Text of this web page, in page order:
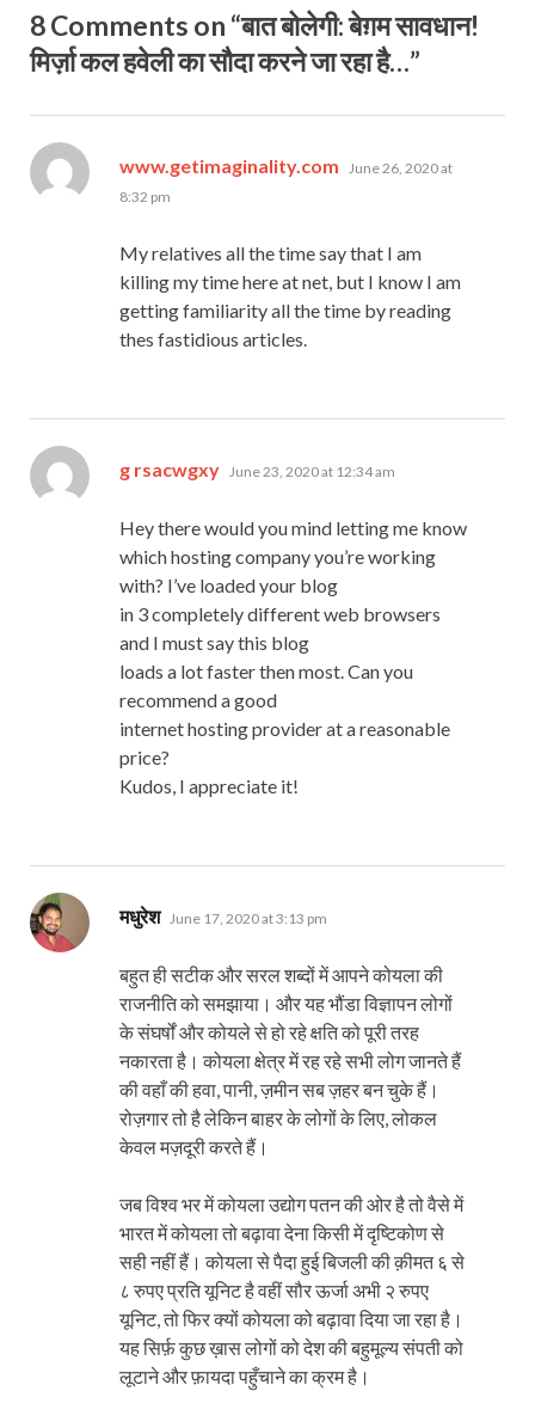
8 Comments on “बात बोलेगी: बेग़म सावधान!
मिर्ज़ा कल हवेली का सौदा करने जा रहा है…”
www.getimaginality.com says:
June 26, 2020 at
8:32 pm
My relatives all the time say that I am
killing my time here at net, but I know I am
getting familiarity all the time by reading
thes fastidious articles.
g rsacwgxy says:
June 23, 2020 at 12:34 am
Hey there would you mind letting me know
which hosting company you’re working
with? I’ve loaded your blog
in 3 completely different web browsers
and I must say this blog
loads a lot faster then most. Can you
recommend a good
internet hosting provider at a reasonable
price?
Kudos, I appreciate it!
मधुरेश says:
June 17, 2020 at 3:13 pm
बहुत ही सटीक और सरल शब्दों में आपने कोयला की
राजनीति को समझाया। और यह भौंडा विज्ञापन लोगों
के संघर्षों और कोयले से हो रहे क्षति को पूरी तरह
नकारता है। कोयला क्षेत्र में रह रहे सभी लोग जानते हैं
की वहाँ की हवा, पानी, ज़मीन सब ज़हर बन चुके हैं।
रोज़गार तो है लेकिन बाहर के लोगों के लिए, लोकल
केवल मज़दूरी करते हैं।
जब विश्व भर में कोयला उद्योग पतन की ओर है तो वैसे में
भारत में कोयला तो बढ़ावा देना किसी में दृष्टिकोण से
सही नहीं हैं। कोयला से पैदा हुई बिजली की क़ीमत ६ से
८ रुपए प्रति यूनिट है वहीं सौर ऊर्जा अभी २ रुपए
यूनिट, तो फिर क्यों कोयला को बढ़ावा दिया जा रहा है।
यह सिर्फ़ कुछ ख़ास लोगों को देश की बहुमूल्य संपती को
लूटाने और फ़ायदा पहुँचाने का क्रम है।